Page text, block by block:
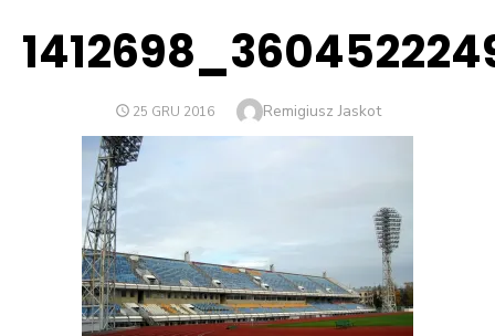
POSTED
25 GRU 2016 Author
Remigiusz Jaskot